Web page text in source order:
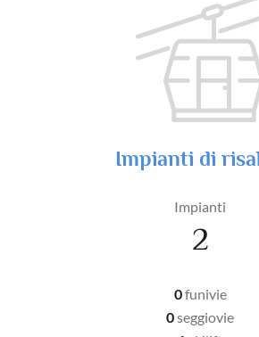
Impianti di
Impianti
2
0funivie
0seggiovie